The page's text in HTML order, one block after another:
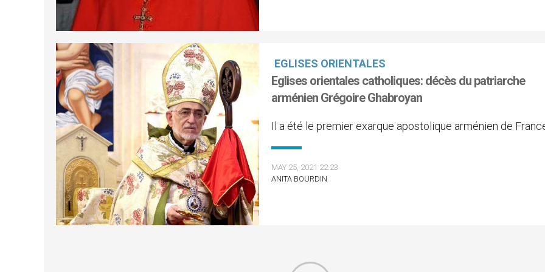
EGLISES ORIENTALES
Eglises orientales catholiques: décès du patriarche
arménien Grégoire Ghabroyan
Il a été le premier exarque apostolique arménien de
MAY 25, 2021 22:23
ANITA BOURDIN